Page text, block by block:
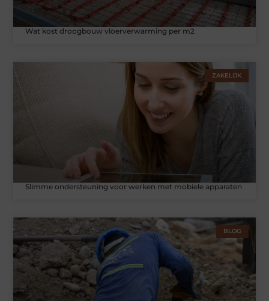
Wat kost droogbouw vloerverwarming per m2
ZAKELIJK
Slimme ondersteuning voor werken met mobiele apparaten
BLOG